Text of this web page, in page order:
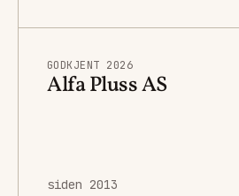
GODKJENT 2026
Alfa Pluss AS
siden 2013